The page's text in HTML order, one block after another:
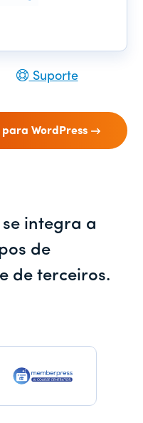
Suporte
WordPress
integra a
de
de terceiros.